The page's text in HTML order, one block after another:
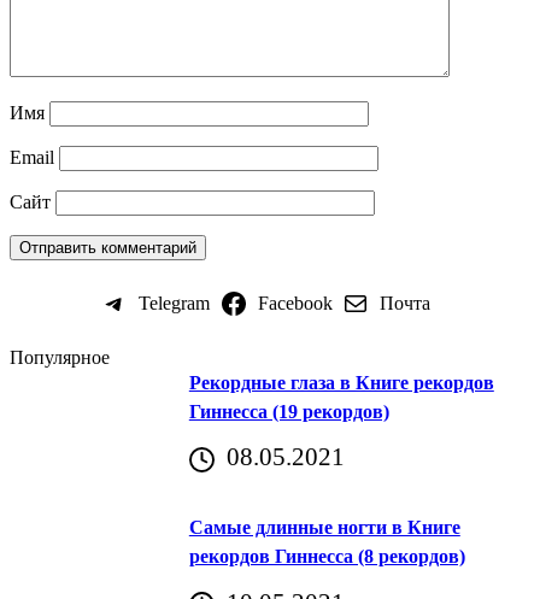
Имя
Email
Сайт
Telegram Facebook Почта
Популярное
Рекордные глаза в Книге рекордов
Гиннесса (19 рекордов)
08.05.2021
Самые длинные ногти в Книге
рекордов Гиннесса (8 рекордов)